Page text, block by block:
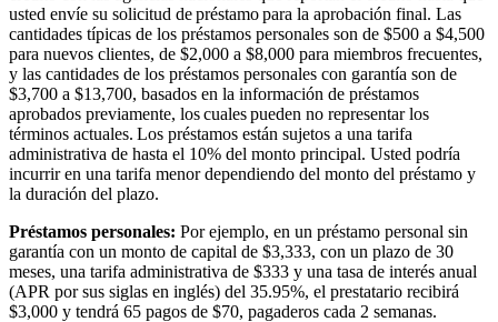
usted envíe su solicitud de préstamo para la aprobación final. Las
cantidades típicas de los préstamos personales son de $500 a $4,500
para nuevos clientes, de $2,000 a $8,000 para miembros frecuentes,
y las cantidades de los préstamos personales con garantía son de
$3,700 a $13,700, basados en la información de préstamos
aprobados previamente, los cuales pueden no representar los
términos actuales. Los préstamos están sujetos a una tarifa
administrativa de hasta el 10% del monto principal. Usted podría
incurrir en una tarifa menor dependiendo del monto del préstamo y
la duración del plazo.
Préstamos personales: Por ejemplo, en un préstamo personal sin
garantía con un monto de capital de $3,333, con un plazo de 30
meses, una tarifa administrativa de $333 y una tasa de interés anual
(APR por sus siglas en inglés) del 35.95%, el prestatario recibirá
$3,000 y tendrá 65 pagos de $70, pagaderos cada 2 semanas.